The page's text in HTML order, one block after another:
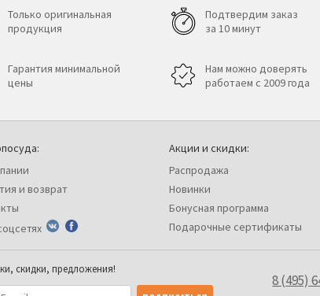
Только оригинальная
продукция
Гарантия минимальной
цены
Подтвердим заказ
за 10 минут
Нам можно доверять
работаем с 2009 года
и возврат
Акции и скидки:
Распродажа
Новинки
Бонусная программа
Подарочные сертификаты
скидки, предложения!
8 (495)